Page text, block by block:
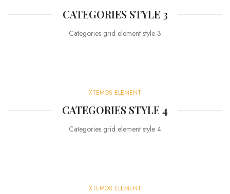
CATEGORIES STYLE 3
Categories grid element style 3
XTEMOS ELEMENT
CATEGORIES STYLE 4
Categories grid element style 4
XTEMOS ELEMENT